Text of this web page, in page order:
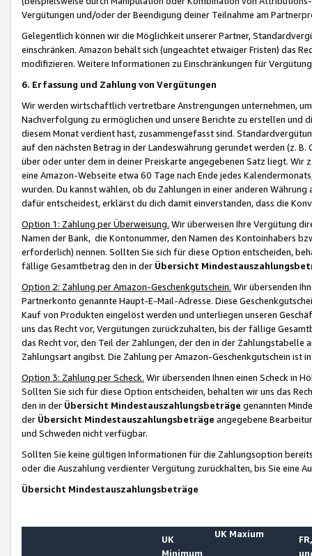
Vergütungen und/oder der Beendigung deiner Teilnahme am
Gelegentlich können wir die Möglichkeit unserer Partner,
einschränken. Amazon behält sich (ungeachtet etwaiger Fristen) das
modifizieren. Weitere Informationen zu Einschränkungen für
6. Erfassung und Zahlung von Vergütungen
Wir werden wirtschaftlich vertretbare Anstrengungen unternehmen,
Nachverfolgung zu ermöglichen und unsere Berichte zu erstellen und
diesem Monat verdient hast, zusammengefasst sind.
auf den nächsten Betrag in der Landeswährung gerundet werden (z.
über oder unter dem in deiner Preiskarte angegebenen Satz liegt.
eine Amazon-Webseite etwa 60 Tage nach Ende jedes
wurden. Du kannst wählen, ob du Zahlungen in einer anderen
dafür entscheidest, erklärst du dich damit einverstanden, dass die
Option 1: Zahlung per Überweisung. Wir überweisen Ihre Vergütung
Namen der Bank, die Kontonummer, den Namen des Kontoinhabers
erforderlich) nennen. Sollten Sie sich für diese Option entscheiden,
fällige Gesamtbetrag den in der Übersicht
Option 2: Zahlung per Amazon-Geschenkgutschein. Wir übersenden
Partnerkonto genannte Haupt-E-Mail-Adresse. Diese
Kauf von Produkten eingelöst werden und unterliegen unseren
uns das Recht vor, Vergütungen zurückzuhalten, bis der fällige
das Recht vor, den Teil der Zahlungen, der den in der
Zahlungsart angibst. Die Zahlung per Amazon-Geschenkgutschein ist
Option 3: Zahlung per Scheck. Wir übersenden Ihnen einen Scheck in
Sollten Sie sich für diese Option entscheiden, behalten wir uns das
den in der Übersicht Mindestauszahlungsbeträge genannten
der Übersicht Mindestauszahlungsbeträge angegebene
und Schweden nicht verfügbar.
Sollten Sie keine gültigen Informationen für die Zahlungsoption
oder die Auszahlung verdienter Vergütung zurückhalten, bis Sie
Übersicht Mindestauszahlungsbeträge
UK
Minimum
UK Maxium